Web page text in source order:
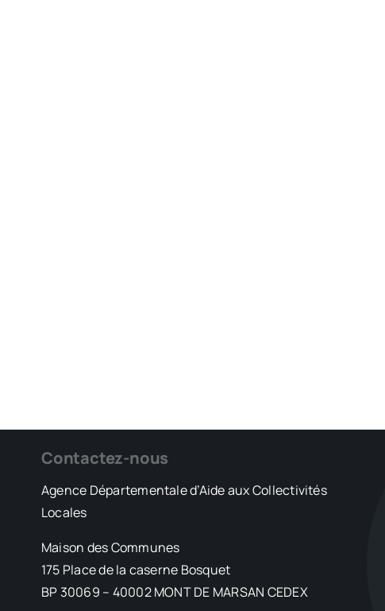
Contactez-nous
Agence Départementale d’Aide aux Collectivités
Locales
Maison des Communes
175 Place de la caserne Bosquet
BP 30069 – 40002 MONT DE MARSAN CEDEX